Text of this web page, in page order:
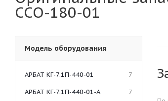
ССО-180-01
Модель оборудования
АРБАТ КГ-7.1П-440-01 7
АРБАТ КГ-7.1П-440-01-А 7